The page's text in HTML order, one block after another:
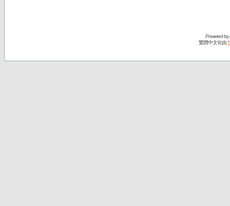
Powered by
繁體中文化由